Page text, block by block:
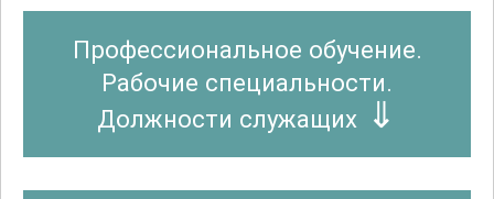
Профессиональное обучение.
Рабочие специальности.
Должности служащих